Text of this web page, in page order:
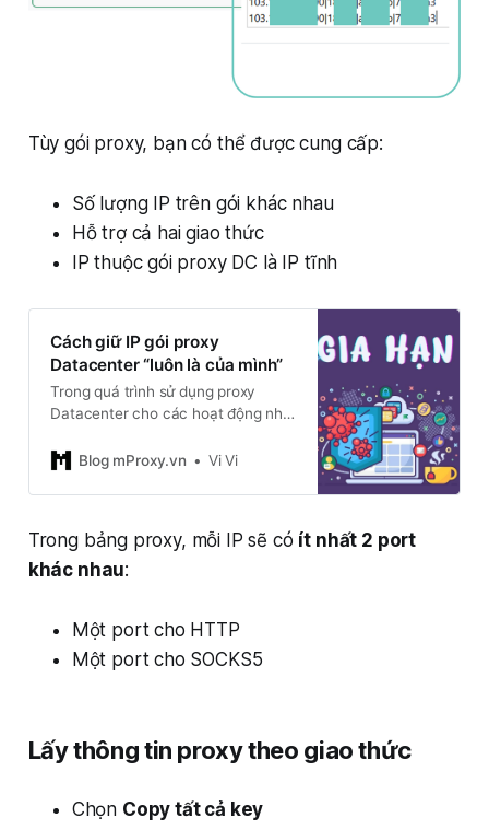
Tùy gói proxy, bạn có thể được cung cấp:
Số lượng IP trên gói khác nhau
Hỗ trợ cả hai giao thức
IP thuộc gói proxy DC là IP tĩnh
Cách giữ IP gói proxy
Datacenter “luôn là của mình”
Trong quá trình sử dụng proxy
Datacenter cho các hoạt động như
automation hoặc crawling dữ liệu,
người tiếc nuối nhất chính là đánh
định chỉ vì… quên gia hạn.
Blog mProxy.vn Vi Vi
Trong bảng proxy, mỗi IP sẽ có ít nhất 2 port
khác nhau:
Một port cho HTTP
Một port cho SOCKS5
Lấy thông tin proxy theo giao thức
Chọn Copy tất cả key